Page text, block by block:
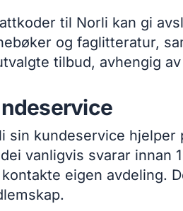
til Norli kan gi
og faglitteratur,
tilbud, avhengig
sin kundeservice
vanligvis svarar innan
kontakte eigen avdeling.